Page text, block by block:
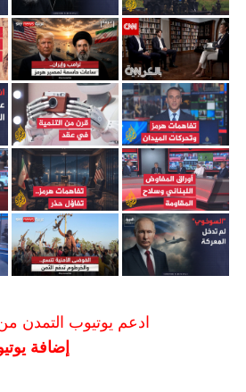
ادعم يوتيوب التمدن من
إضافة